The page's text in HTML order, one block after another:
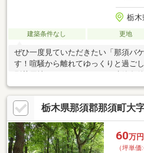
栃木
建築条件なし 更地
ぜひ一度見ていただきたい「那須バ
す！喧騒から離れてゆっくりと過ご
別荘用地となっております。建築条
方は是非ご検討下さい♪備考：公簿
専用水道。現況：山林。共益施設維
（770 000円）。工事期間中現場管理
000円）。給水管理手続費用100 000
46 800円＋消費税。年間管理費 年額
理規定有り。前面道路の幅員による
栃木県那須郡那須町大
60万円
（坪単価:-